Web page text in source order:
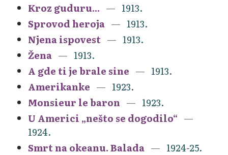
Kroz guduru...
1913.
Sprovod heroja
1913.
Njena ispovest
1913.
Žena
1913.
A gde ti je brale sine
1913.
Amerikanke
1923.
Monsieur le baron
1923.
U Americi „nešto se dogodilo“
1924.
Smrt na okeanu. Balada
1924-25.